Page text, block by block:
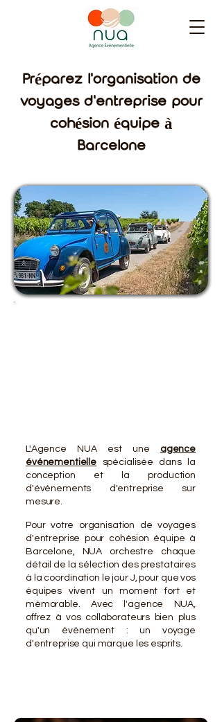
Préparez l'organisation de
voyages d'entreprise pour
cohésion équipe à
Barcelone
L'Agence NUA est une agence
événementielle
spécialisée dans la
conception et la production
d'événements d'entreprise sur
mesure.
Pour votre organisation de voyages
d'entreprise pour cohésion équipe à
Barcelone, NUA orchestre chaque
détail de la sélection des prestataires
à la coordination le jour J, pour que vos
équipes vivent un moment fort et
mémorable. Avec l'agence NUA,
offrez à vos collaborateurs bien plus
qu'un événement : un voyage
d'entreprise qui marque les esprits.